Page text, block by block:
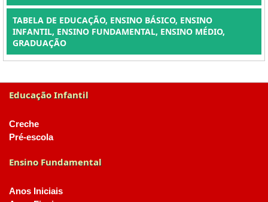
TABELA DE EDUCAÇÃO, ENSINO BÁSICO, ENSINO
INFANTIL, ENSINO FUNDAMENTAL, ENSINO MÉDIO,
GRADUAÇÃO
Educação Infantil
Creche
Pré-escola
Ensino Fundamental
Anos Iniciais